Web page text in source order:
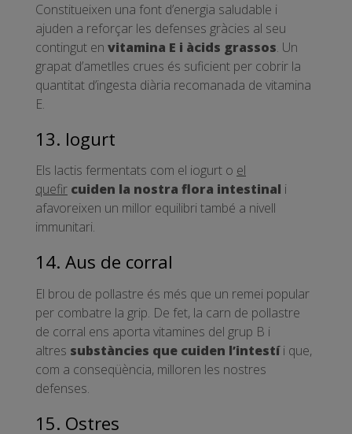
Constitueixen una font d’energia saludable i
ajuden a reforçar les defenses gràcies al seu
contingut en vitamina E i àcids grassos. Un
grapat d’ametlles crues és suficient per cobrir la
quantitat d’ingesta diària recomanada de vitamina
E.
13. Iogurt
Els lactis fermentats com el iogurt o el
quefir cuiden la nostra flora intestinal i
afavoreixen un millor equilibri també a nivell
immunitari.
14. Aus de corral
El brou de pollastre és més que un remei popular
per combatre la grip. De fet, la carn de pollastre
de corral ens aporta vitamines del grup B i
altres substàncies que cuiden l’intestíi que,
com a conseqüència, milloren les nostres
defenses.
15. Ostres